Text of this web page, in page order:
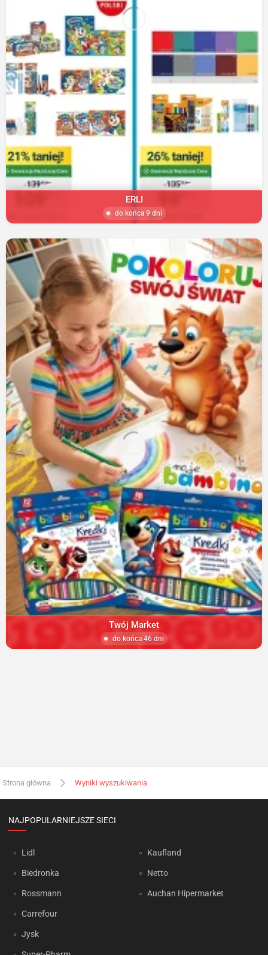
ERLI
do końca 9 dni
Twój Market
do końca 46 dni
Strona główna Wyniki wyszukiwania
NAJPOPULARNIEJSZE SIECI
Lidl
Biedronka
Rossmann
Carrefour
Jysk
Kaufland
Netto
Auchan Hipermarket